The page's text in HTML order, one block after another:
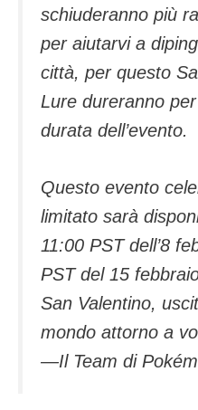
schiuderanno più
per aiutarvi a
città, per questo
Lure dureranno
durata dell’evento.
Questo evento
limitato sarà
11:00 PST dell’8
PST del 15
San Valentino,
mondo attorno a
—Il Team di